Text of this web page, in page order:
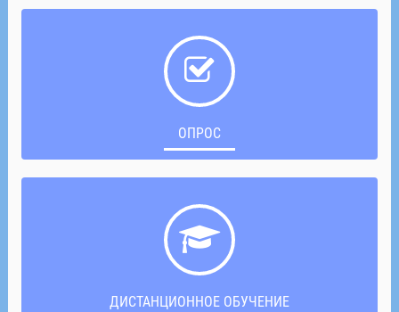
ОПРОС
ДИСТАНЦИОННОЕ ОБУЧЕНИЕ